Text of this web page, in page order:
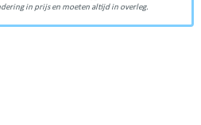
in prijs en moeten altijd in overleg.